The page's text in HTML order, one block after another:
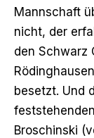
Mannschaft
nicht, der
den Schwarz
besetzt. Und
Broschinski